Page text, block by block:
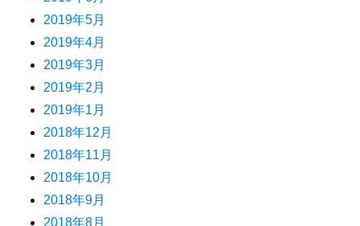
2019年5月
2019年4月
2019年3月
2019年2月
2019年1月
2018年12月
2018年11月
2018年10月
2018年9月
2018年8月